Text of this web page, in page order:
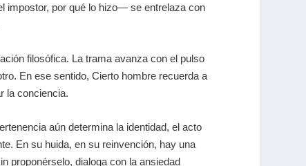
impostor, por qué lo hizo— se entrelaza con
filosófica. La trama avanza con el pulso
En ese sentido, Cierto hombre recuerda a
la conciencia.
aún determina la identidad, el acto
En su huida, en su reinvención, hay una
proponérselo, dialoga con la ansiedad